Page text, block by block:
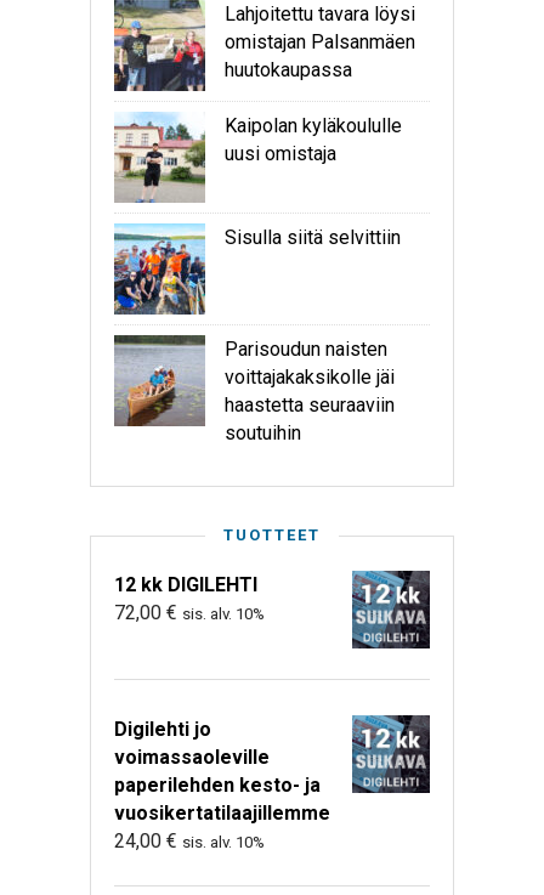
Lahjoitettu tavara löysi
omistajan Palsanmäen
huutokaupassa
Kaipolan kyläkoululle
uusi omistaja
Sisulla siitä selvittiin
Parisoudun naisten
voittajakaksikolle jäi
haastetta seuraaviin
soutuihin
TUOTTEET
12 kk DIGILEHTI
72,00 € sis. alv. 10%
Digilehti jo
voimassaoleville
paperilehden kesto- ja
vuosikertatilaajillemme
24,00 € sis. alv. 10%